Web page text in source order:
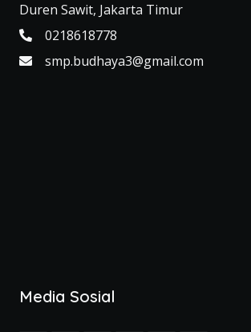
Duren Sawit, Jakarta Timur
0218618778
smp.budhaya3@gmail.com
Media Sosial